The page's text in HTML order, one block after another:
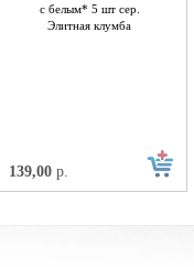
с белым* 5 шт сер.
Элитная клумба
139,00 р.